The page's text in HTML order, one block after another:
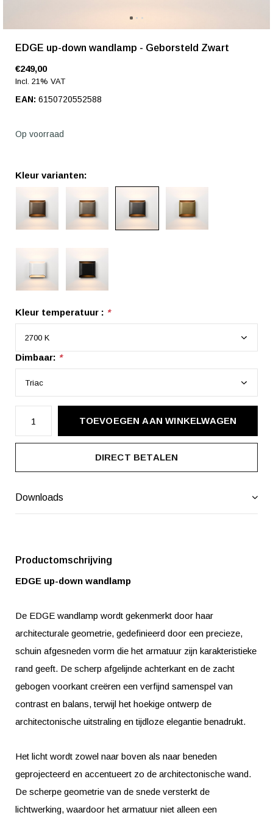
EDGE up-down wandlamp - Geborsteld Zwart
€249,00
Incl. 21% VAT
EAN: 6150720552588
Op voorraad
Kleur varianten:
Kleur temperatuur : *
Dimbaar: *
TOEVOEGEN AAN WINKELWAGEN
DIRECT BETALEN
Downloads
Productomschrijving
EDGE up-down wandlamp
De EDGE wandlamp wordt gekenmerkt door haar
architecturale geometrie, gedefinieerd door een precieze,
schuin afgesneden vorm die het armatuur zijn karakteristieke
rand geeft. De scherp afgelijnde achterkant en de zacht
gebogen voorkant creëren een verfijnd samenspel van
contrast en balans, terwijl het hoekige ontwerp de
architectonische uitstraling en tijdloze elegantie benadrukt.
Het licht wordt zowel naar boven als naar beneden
geprojecteerd en accentueert zo de architectonische wand.
De scherpe geometrie van de snede versterkt de
lichtwerking, waardoor het armatuur niet alleen een